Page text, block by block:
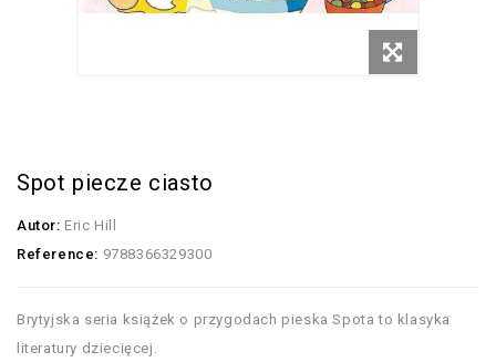
Spot piecze ciasto
Autor: Eric Hill
Reference: 9788366329300
Brytyjska seria książek o przygodach pieska Spota to klasyka
literatury dziecięcej.